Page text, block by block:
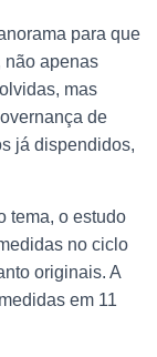
para que
não apenas
mas
de
já dispendidos,
tema, o estudo
no ciclo
originais. A
em 11